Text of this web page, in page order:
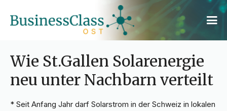
Wie St.Gallen Solarenergie
neu unter Nachbarn verteilt
* Seit Anfang Jahr darf Solarstrom in der Schweiz in lokalen